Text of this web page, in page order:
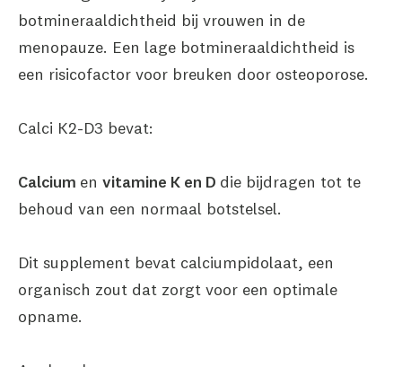
botmineraaldichtheid bij vrouwen in de
menopauze. Een lage botmineraaldichtheid is
een risicofactor voor breuken door osteoporose.
Calci K2-D3 bevat:
Calcium en vitamine K en D die bijdragen tot te
behoud van een normaal botstelsel.
Dit supplement bevat calciumpidolaat, een
organisch zout dat zorgt voor een optimale
opname.